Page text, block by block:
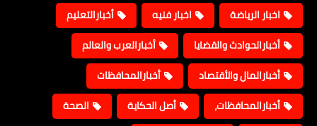
اخبار الرياضة اخبار فنيه
أخبارالتعليم
أخبارالحوادث والقضايا
أخبارالعرب والعالم
أخبارالمال والأقتصاد
أخبارالمحافظات
أخبارالمحافظات،
أصل الحكاية
الصحة